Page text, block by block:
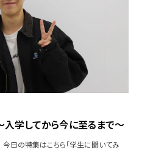
入学してから今に至るまで～
今日の特集はこちら「学生に聞いてみ